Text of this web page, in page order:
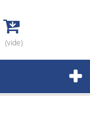
(vide)